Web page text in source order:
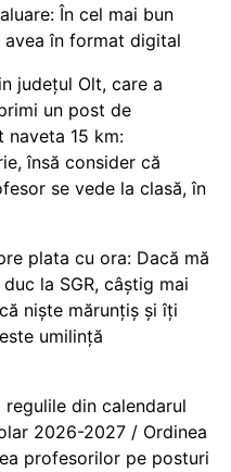
În cel mai bun
în format digital
județul Olt, care a
un post de
naveta 15 km:
însă consider că
se vede la clasă, în
plata cu ora: Dacă mă
la SGR, câștig mai
niște mărunțiș și îți
umilință
din calendarul
2026-2027 / Ordinea
profesorilor pe posturi